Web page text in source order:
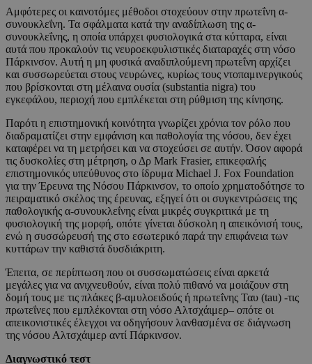
Αμφότερες οι καινοτόμες μέθοδοι στοχεύουν στην πρωτεΐνη α-
συνουκλεΐνη. Τα σφάλματα κατά την αναδίπλωση της α-
συνουκλεΐνης, η οποία υπάρχει φυσιολογικά στα κύτταρα, είναι
αυτά που προκαλούν τις νευροεκφυλιστικές διαταραχές στη νόσο
Πάρκινσον. Αυτή η μη φυσικά αναδιπλούμενη πρωτεΐνη αρχίζει
και συσσωρεύεται στους νευρώνες, κυρίως τους ντοπαμινεργικούς
που βρίσκονται στη μέλαινα ουσία (substantia nigra) του
εγκεφάλου, περιοχή που εμπλέκεται στη ρύθμιση της κίνησης.
Παρότι η επιστημονική κοινότητα γνωρίζει χρόνια τον ρόλο που
διαδραματίζει στην εμφάνιση και παθολογία της νόσου, δεν έχει
καταφέρει να τη μετρήσει και να στοχεύσει σε αυτήν. Όσον αφορά
τις δυσκολίες στη μέτρηση, ο Δρ Mark Frasier, επικεφαλής
επιστημονικός υπεύθυνος στο ίδρυμα Michael J. Fox Foundation
για την Έρευνα της Νόσου Πάρκινσον, το οποίο χρηματοδότησε το
πειραματικό σκέλος της έρευνας, εξηγεί ότι οι συγκεντρώσεις της
παθολογικής α-συνουκλεΐνης είναι μικρές συγκριτικά με τη
φυσιολογική της μορφή, οπότε γίνεται δύσκολη η απεικόνισή τους,
ενώ η συσσώρευσή της στο εσωτερικό παρά την επιφάνεια των
κυττάρων την καθιστά δυσδιάκριτη.
Έπειτα, σε περίπτωση που οι συσσωματώσεις είναι αρκετά
μεγάλες για να ανιχνευθούν, είναι πολύ πιθανό να μοιάζουν στη
δομή τους με τις πλάκες β-αμυλοειδούς ή πρωτεΐνης Ταυ (tau) -τις
πρωτεΐνες που εμπλέκονται στη νόσο Αλτσχάιμερ– οπότε οι
απεικονιστικές έλεγχοι να οδηγήσουν λανθασμένα σε διάγνωση
της νόσου Αλτσχάιμερ αντί Πάρκινσον.
Διαγνωστικό τεστ